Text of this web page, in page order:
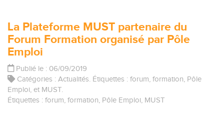
La Plateforme MUST partenaire du
Forum Formation organisé par Pôle
Emploi
Publié le : 06/09/2019
Catégories : Actualités. Étiquettes : forum, formation, Pôle
Emploi, et MUST.
Étiquettes : forum, formation, Pôle Emploi, MUST